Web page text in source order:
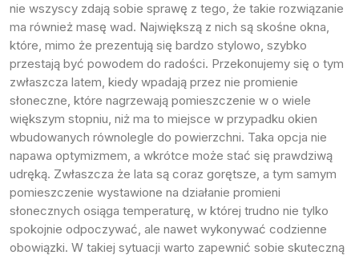
nie wszyscy zdają sobie sprawę z tego, że takie rozwiązanie
ma również masę wad. Największą z nich są skośne okna,
które, mimo że prezentują się bardzo stylowo, szybko
przestają być powodem do radości. Przekonujemy się o tym
zwłaszcza latem, kiedy wpadają przez nie promienie
słoneczne, które nagrzewają pomieszczenie w o wiele
większym stopniu, niż ma to miejsce w przypadku okien
wbudowanych równolegle do powierzchni. Taka opcja nie
napawa optymizmem, a wkrótce może stać się prawdziwą
udręką. Zwłaszcza że lata są coraz gorętsze, a tym samym
pomieszczenie wystawione na działanie promieni
słonecznych osiąga temperaturę, w której trudno nie tylko
spokojnie odpoczywać, ale nawet wykonywać codzienne
obowiązki. W takiej sytuacji warto zapewnić sobie skuteczną